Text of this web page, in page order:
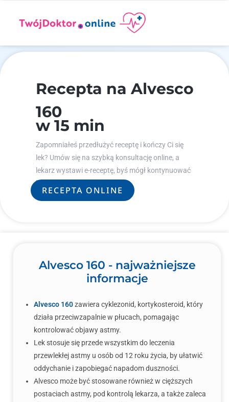
Recepta na Alvesco
160
w 15 min
Zapomniałeś przedłużyć receptę i kończy Ci się
lek? Umów się na szybką konsultację online, a
lekarz wystawi e-receptę, byś mógł kontynuować
leczenie.
RECEPTA ONLINE
Alvesco 160 - najważniejsze
informacje
Alvesco 160zawiera cyklezonid, kortykosteroid, który
działa przeciwzapalnie w płucach, pomagając
kontrolować objawy astmy.
Lek stosuje się przede wszystkim do leczenia
przewlekłej astmy u osób od 12 roku życia, by ułatwić
oddychanie i zapobiegać napadom duszności.
Alvesco może być stosowane również w cięższych
postaciach astmy, pod kontrolą lekarza, a także zaleca